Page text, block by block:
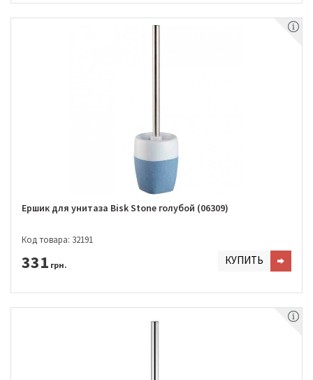
Ершик для унитаза Bisk Stone голубой (06309)
Код товара: 32191
331 грн. КУПИТЬ